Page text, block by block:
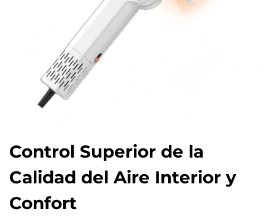
Control Superior de la
Calidad del Aire Interior y
Confort